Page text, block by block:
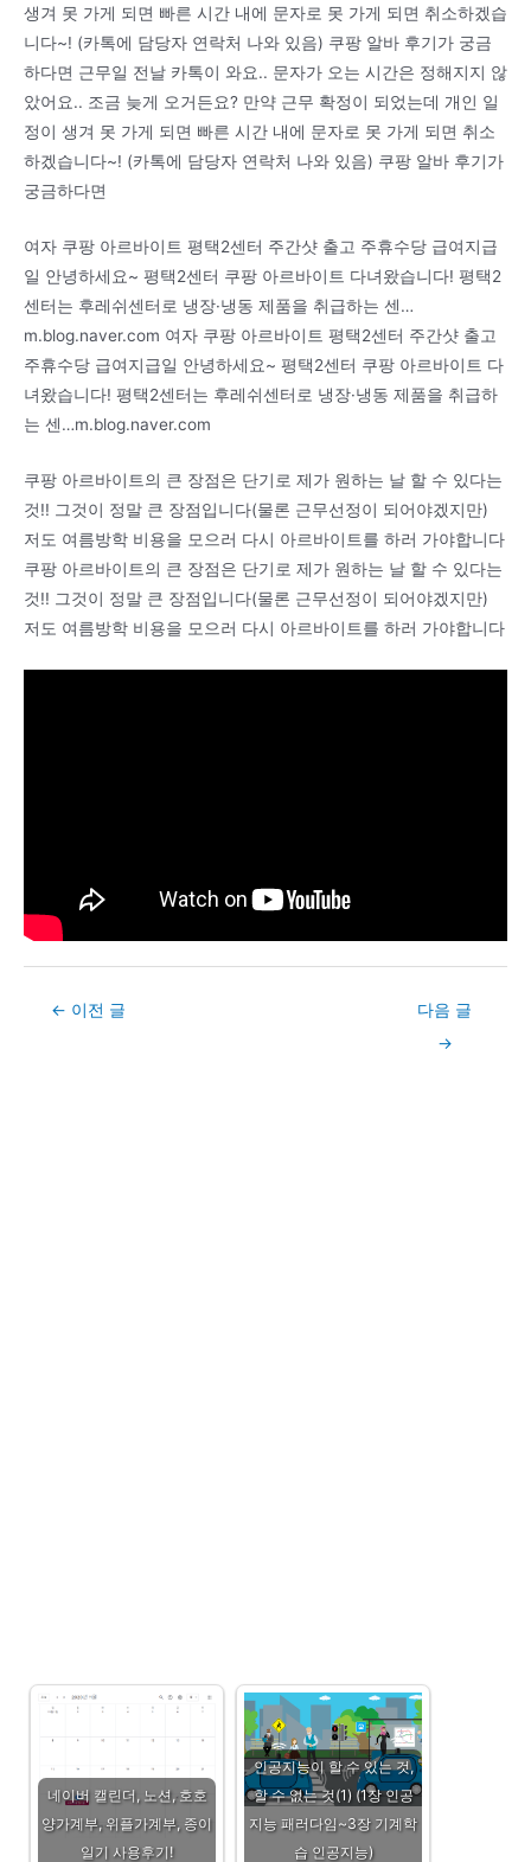
생겨 못 가게 되면 빠른 시간 내에 문자로 못 가게 되면 취소하겠습
니다~! (카톡에 담당자 연락처 나와 있음) 쿠팡 알바 후기가 궁금
하다면 근무일 전날 카톡이 와요.. 문자가 오는 시간은 정해지지 않
았어요.. 조금 늦게 오거든요? 만약 근무 확정이 되었는데 개인 일
정이 생겨 못 가게 되면 빠른 시간 내에 문자로 못 가게 되면 취소
하겠습니다~! (카톡에 담당자 연락처 나와 있음) 쿠팡 알바 후기가
궁금하다면
여자 쿠팡 아르바이트 평택2센터 주간샷 출고 주휴수당 급여지급
일 안녕하세요~ 평택2센터 쿠팡 아르바이트 다녀왔습니다! 평택2
센터는 후레쉬센터로 냉장·냉동 제품을 취급하는 센…
m.blog.naver.com 여자 쿠팡 아르바이트 평택2센터 주간샷 출고
주휴수당 급여지급일 안녕하세요~ 평택2센터 쿠팡 아르바이트 다
녀왔습니다! 평택2센터는 후레쉬센터로 냉장·냉동 제품을 취급하
는 센…m.blog.naver.com
쿠팡 아르바이트의 큰 장점은 단기로 제가 원하는 날 할 수 있다는
것!! 그것이 정말 큰 장점입니다(물론 근무선정이 되어야겠지만)
저도 여름방학 비용을 모으러 다시 아르바이트를 하러 가야합니다
쿠팡 아르바이트의 큰 장점은 단기로 제가 원하는 날 할 수 있다는
것!! 그것이 정말 큰 장점입니다(물론 근무선정이 되어야겠지만)
저도 여름방학 비용을 모으러 다시 아르바이트를 하러 가야합니다
Post← 이전 글
다음 글
→
네이버 캘린더, 노션, 호호
양가계부, 위플가계부, 종이
일기 사용후기!
인공지능이 할 수 있는 것,
할 수 없는 것(1) (1장 인공
지능 패러다임~3장 기계학
습 인공지능)